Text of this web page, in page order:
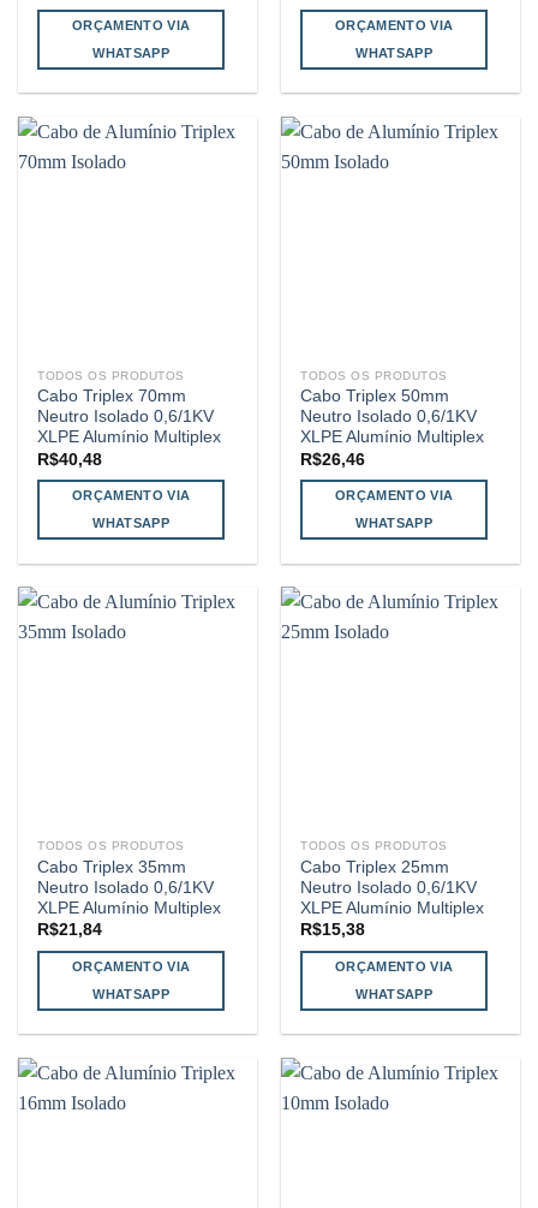
ORÇAMENTO VIA
WHATSAPP
ORÇAMENTO VIA
WHATSAPP
TODOS OS PRODUTOS
Cabo Triplex 70mm
Neutro Isolado 0,6/1KV
XLPE Alumínio Multiplex
R$40,48
ORÇAMENTO VIA
WHATSAPP
TODOS OS PRODUTOS
Cabo Triplex 50mm
Neutro Isolado 0,6/1KV
XLPE Alumínio Multiplex
R$26,46
ORÇAMENTO VIA
WHATSAPP
TODOS OS PRODUTOS
Cabo Triplex 35mm
Neutro Isolado 0,6/1KV
XLPE Alumínio Multiplex
R$21,84
ORÇAMENTO VIA
WHATSAPP
TODOS OS PRODUTOS
Cabo Triplex 25mm
Neutro Isolado 0,6/1KV
XLPE Alumínio Multiplex
R$15,38
ORÇAMENTO VIA
WHATSAPP